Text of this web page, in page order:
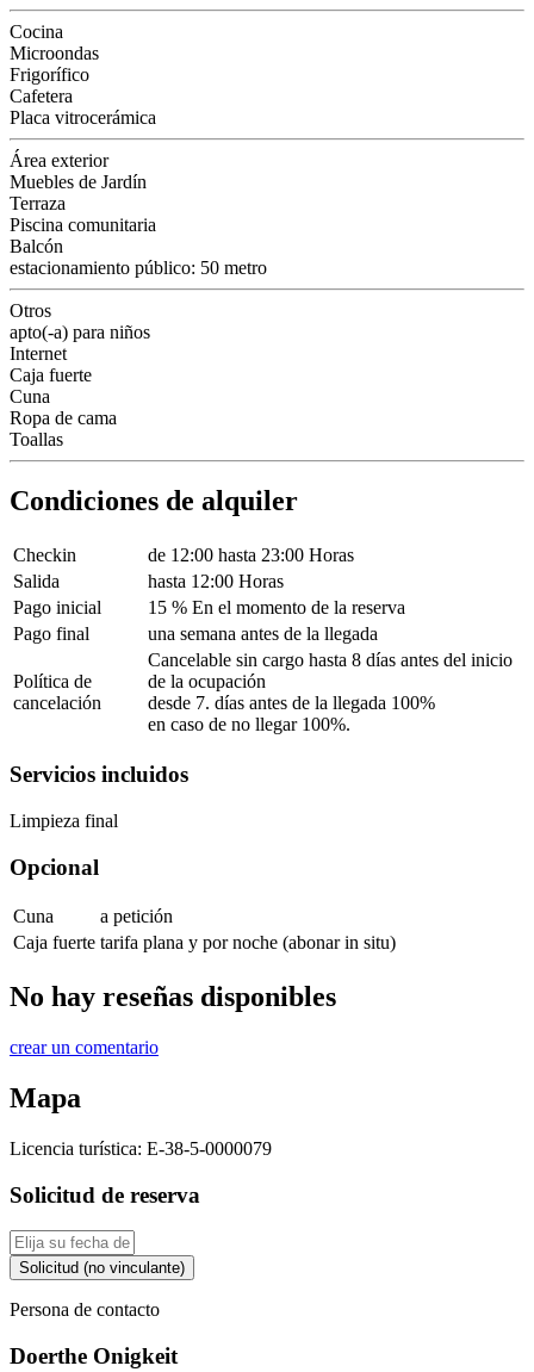
Cocina
Microondas
Frigorífico
Cafetera
Placa vitrocerámica
Área exterior
Muebles de Jardín
Terraza
Piscina comunitaria
Balcón
estacionamiento público: 50 metro
Otros
apto(-a) para niños
Internet
Caja fuerte
Cuna
Ropa de cama
Toallas
Condiciones de alquiler
Checkin
de 12:00 hasta 23:00 Horas
Salida
hasta 12:00 Horas
Pago inicial
15 % En el momento de la reserva
Pago final
una semana antes de la llegada
Política de
cancelación
Cancelable sin cargo hasta 8 días antes del inicio
de la ocupación
desde 7. días antes de la llegada 100%
en caso de no llegar 100%.
Servicios incluidos
Limpieza final
Opcional
Cuna
a petición
Caja fuerte tarifa plana y por noche (abonar in situ)
No hay reseñas disponibles
crear un comentario
Mapa
Licencia turística: E-38-5-0000079
Solicitud de reserva
Solicitud (no vinculante)
Persona de contacto
Doerthe Onigkeit